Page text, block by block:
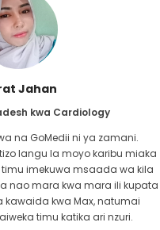
Jahan
kwa Cardiology
na GoMedii ni ya zamani.
langu la moyo karibu miaka
imekuwa msaada wa kila
nao mara kwa mara ili kupata
kwa Max, natumai
timu katika ari nzuri.